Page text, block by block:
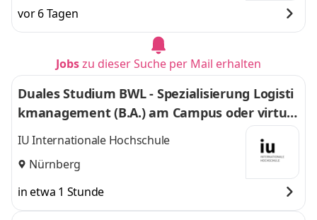
vor 6 Tagen
Jobszu dieser Suche per Mail erhalten
Duales Studium BWL - Spezialisierung Logisti
kmanagement (B.A.) am Campus oder virtuel
l
IU Internationale Hochschule
Nürnberg
in etwa 1 Stunde